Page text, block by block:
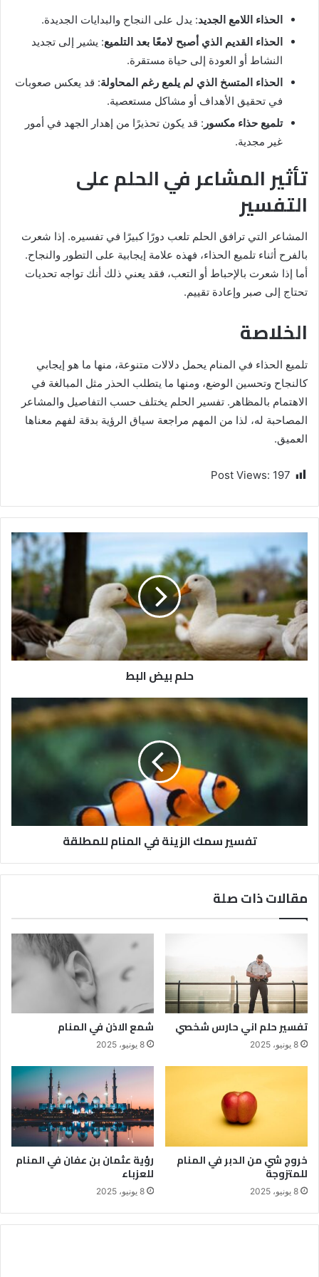
الحذاء اللامع الجديد: يدل على النجاح والبدايات الجديدة.
الحذاء القديم الذي أصبح لامعًا بعد التلميع: يشير إلى تجديد
النشاط أو العودة إلى حياة مستقرة.
الحذاء المتسخ الذي لم يلمع رغم المحاولة: قد يعكس صعوبات
في تحقيق الأهداف أو مشاكل مستعصية.
تلميع حذاء مكسور : قد يكون تحذيرًا من إهدار الجهد في أمور
غير مجدية.
تأثير المشاعر في الحلم على
التفسير
المشاعر التي ترافق الحلم تلعب دورًا كبيرًا في تفسيره. إذا شعرت
بالفرح أثناء تلميع الحذاء، فهذه علامة إيجابية على التطور والنجاح.
أما إذا شعرت بالإحباط أو التعب، فقد يعني ذلك أنك تواجه تحديات
تحتاج إلى صبر وإعادة تقييم.
الخلاصة
تلميع الحذاء في المنام يحمل دلالات متنوعة، منها ما هو إيجابي
كالنجاح وتحسين الوضع، ومنها ما يتطلب الحذر مثل المبالغة في
الاهتمام بالمظاهر. تفسير الحلم يختلف حسب التفاصيل والمشاعر
المصاحبة له، لذا من المهم مراجعة سياق الرؤية بدقة لفهم معناها
العميق.
Post Views: 197
حلم بيض البط
تفسير سمك الزينة في المنام للمطلقة
مقالات ذات صلة
تفسير حلم اني حارس شخصي
8 يونيو، 2025
شمع الاذن في المنام
8 يونيو، 2025
خروج شي من الدبر في المنام
للمتزوجة
8 يونيو، 2025
رؤية عثمان بن عفان في المنام
للعزباء
8 يونيو، 2025